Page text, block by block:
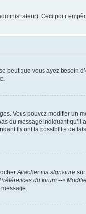
Ceci pour
que vous ayez besoin
Vous pouvez modifier
du message indiquant
ils ont la possibilité de
Attacher ma signature
Préférences du forum -->